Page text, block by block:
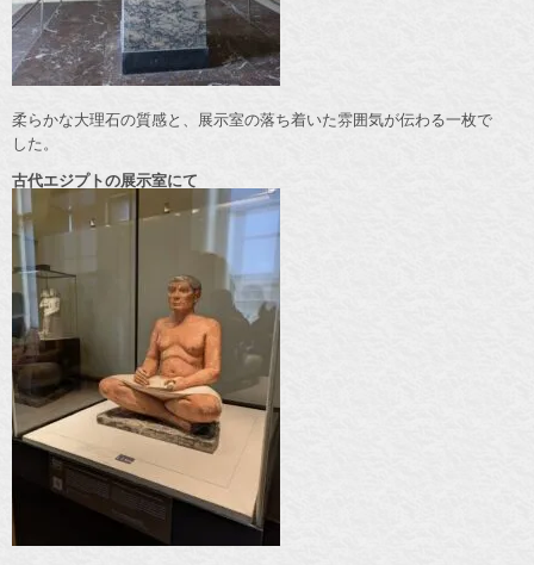
柔らかな大理石の質感と、展示室の落ち着いた雰囲気が伝わる一枚で
した。
古代エジプトの展示室にて